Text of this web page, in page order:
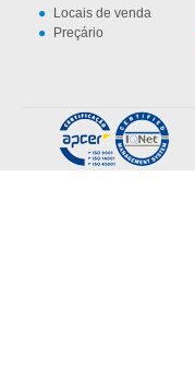
Locais de venda
Preçário